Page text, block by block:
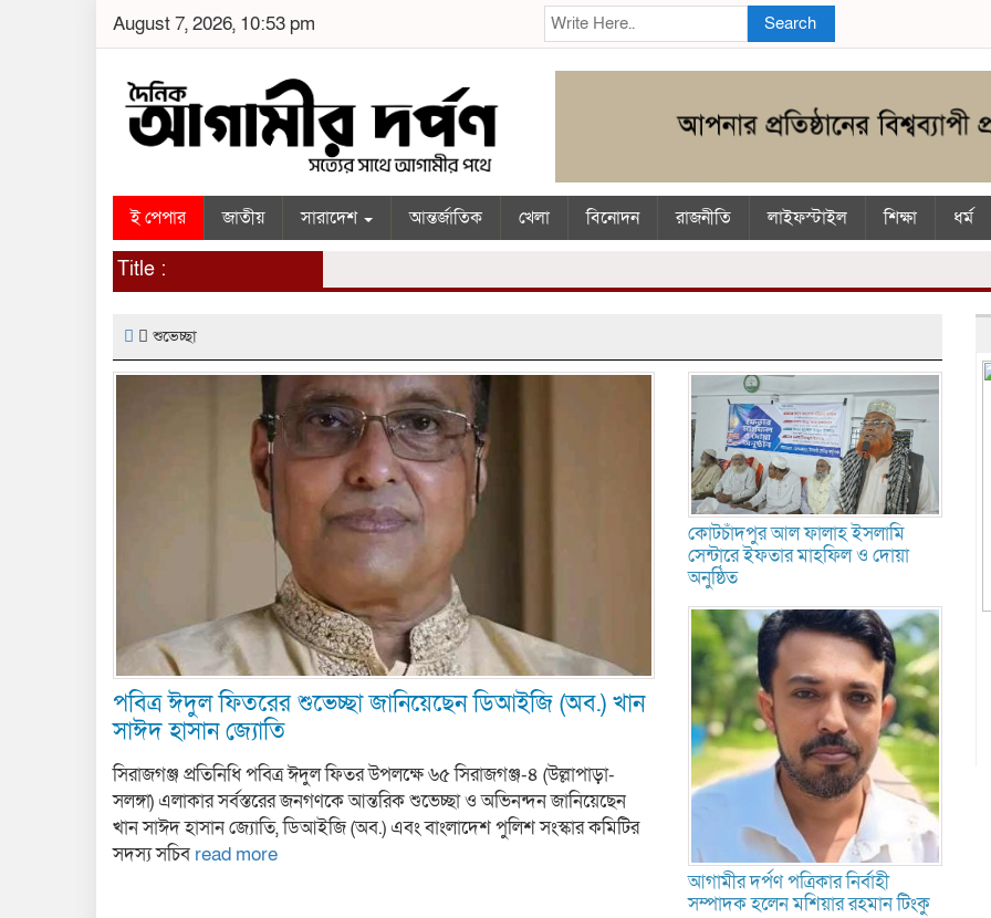
August 7, 2026, 10:53 pm Search
ই পেপার জাতীয় সারাদেশ আন্তর্জাতিক খেলা বিনোদন রাজনীতি লাইফস্টাইল শিক্ষা ধর্ম
Title :
শুভেচ্ছা
পবিত্র ঈদুল ফিতরের শুভেচ্ছা জানিয়েছেন ডিআইজি (অব.) খান
সাঈদ হাসান জ্যোতি
সিরাজগঞ্জ প্রতিনিধি পবিত্র ঈদুল ফিতর উপলক্ষে ৬৫ সিরাজগঞ্জ-৪ (উল্লাপাড়া-
সলঙ্গা) এলাকার সর্বস্তরের জনগণকে আন্তরিক শুভেচ্ছা ও অভিনন্দন জানিয়েছেন
খান সাঈদ হাসান জ্যোতি, ডিআইজি (অব.) এবং বাংলাদেশ পুলিশ সংস্কার কমিটির
সদস্য সচিব read more
কোটচাঁদপুর আল ফালাহ ইসলামি
সেন্টারে ইফতার মাহফিল ও দোয়া
অনুষ্ঠিত
আগামীর দর্পণ পত্রিকার নির্বাহী
সম্পাদক হলেন মশিয়ার রহমান টিংকু